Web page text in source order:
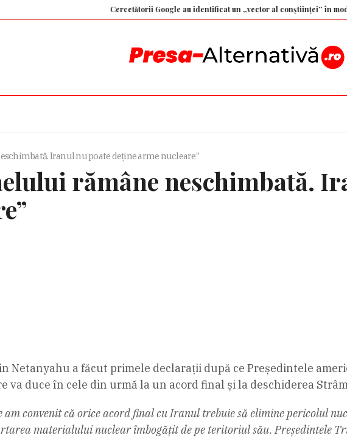
Cercetătorii Google au identificat un „vector al conștiinței” în modelele
Iranul nu poate deține arme nucleare”
rămâne neschimbată.
Netanyahu a făcut primele declarații după ce Președintele
va duce în cele din urmă la un acord final și la deschiderea
am convenit că orice acord final cu Iranul trebuie să elimine pericolul
materialului nuclear îmbogățit de pe teritoriul său. Președintele